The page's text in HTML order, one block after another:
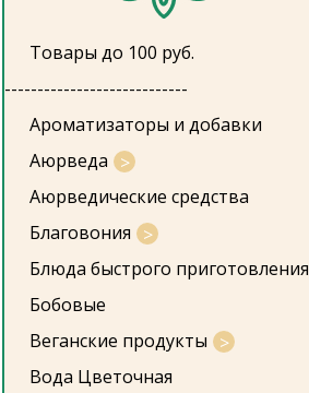
Товары до 100 руб.
----------------------------
Ароматизаторы и добавки
Аюрведа
Аюрведические средства
Благовония
Блюда быстрого приготовления
Бобовые
Веганские продукты
Вода Цветочная